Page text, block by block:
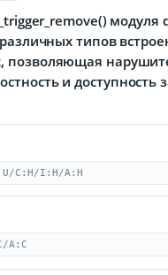
типов
позволяющая
и
C:H/I:H/A:H
A:C